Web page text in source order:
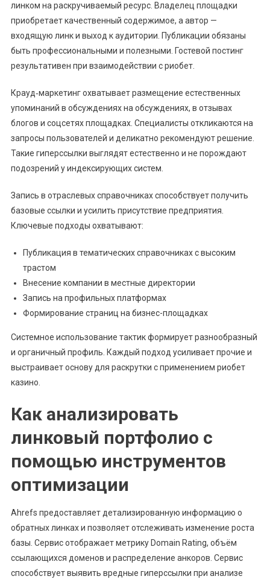
линком на раскручиваемый ресурс. Владелец площадки
приобретает качественный содержимое, а автор —
входящую линк и выход к аудитории. Публикации обязаны
быть профессиональными и полезными. Гостевой постинг
результативен при взаимодействии с риобет.
Крауд‑маркетинг охватывает размещение естественных
упоминаний в обсуждениях на обсуждениях, в отзывах
блогов и соцсетях площадках. Специалисты откликаются на
запросы пользователей и деликатно рекомендуют решение.
Такие гиперссылки выглядят естественно и не порождают
подозрений у индексирующих систем.
Запись в отраслевых справочниках способствует получить
базовые ссылки и усилить присутствие предприятия.
Ключевые подходы охватывают:
Публикация в тематических справочниках с высоким
трастом
Внесение компании в местные директории
Запись на профильных платформах
Формирование страниц на бизнес-площадках
Системное использование тактик формирует разнообразный
и органичный профиль. Каждый подход усиливает прочие и
выстраивает основу для раскрутки с применением риобет
казино.
Как анализировать
линковый портфолио с
помощью инструментов
оптимизации
Ahrefs предоставляет детализированную информацию о
обратных линках и позволяет отслеживать изменение роста
базы. Сервис отображает метрику Domain Rating, объём
ссылающихся доменов и распределение анкоров. Сервис
способствует выявить вредные гиперссылки при анализе